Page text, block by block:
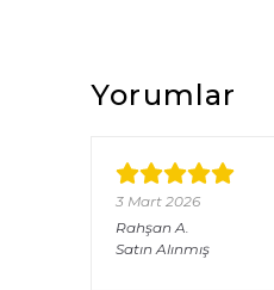
Yorumlar
3 Mart 2026
Rahşan A.
Satın Alınmış